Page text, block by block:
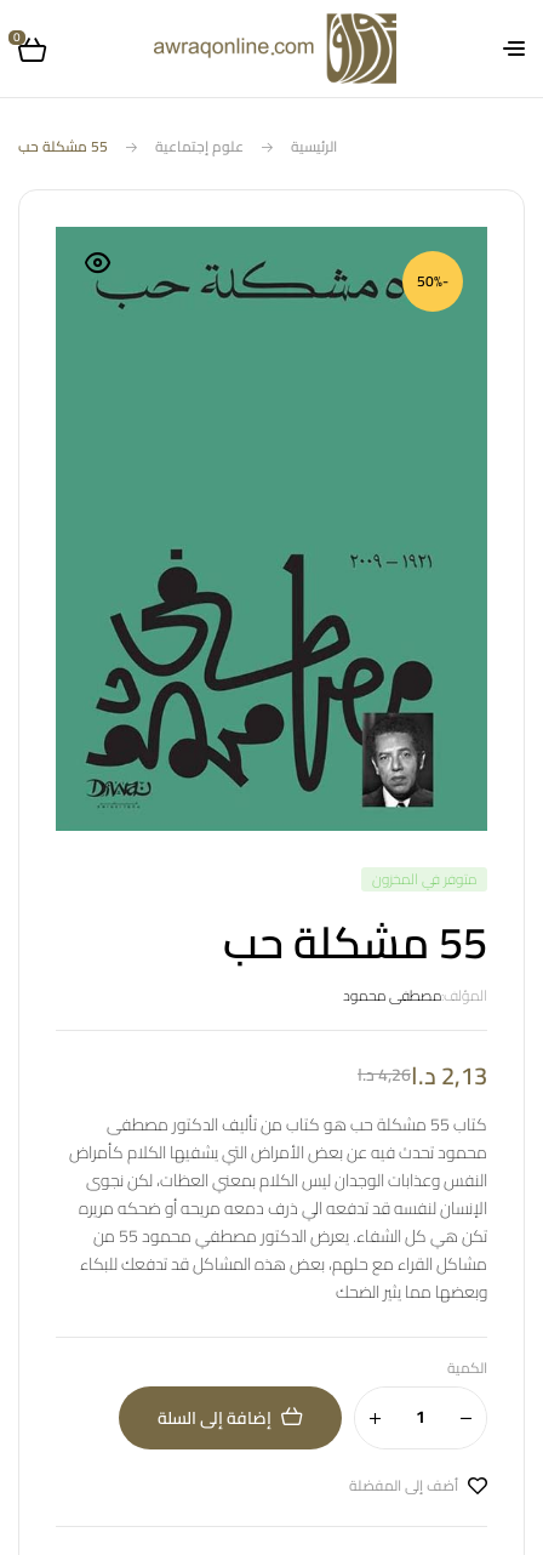
0
الرئيسية علوم إجتماعية 55 مشكلة حب
-50%
متوفر في المخزون
55 مشكلة حب
المؤلف:مصطفى محمود
4,26د.ا 2,13د.ا
كتاب 55 مشكلة حب هو كتاب من تأليف الدكتور مصطفى
محمود تحدث فيه عن بعض الأمراض التي يشفيها الكلام كأمراض
النفس وعذابات الوجدان ليس الكلام بمعني العظات، لكن نجوى
الإنسان لنفسه قد تدفعه الي ذرف دمعه مريحه أو ضحكه مريره
تكن هي كل الشفاء. يعرض الدكتور مصطفي محمود 55 من
مشاكل القراء مع حلهم، بعض هذه المشاكل قد تدفعك للبكاء
وبعضها مما يثير الضحك
الكمية
إضافة إلى السلة
أضف إلى المفضلة